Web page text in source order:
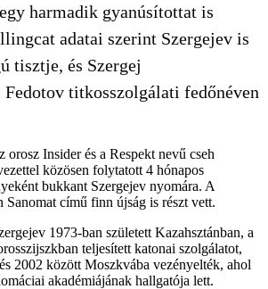
harmadik gyanúsítottat is
adatai szerint Szergejev is
tisztje, és Szergej
titkosszolgálati fedőnéven
orosz Insider és a Respekt nevű cseh
közösen folytatott 4 hónapos
bukkant Szergejev nyomára. A
Sanomat című finn újság is részt vett.
1973-ban született Kazahsztánban, a
teljesített katonai szolgálatot,
2002 között Moszkvába vezényelték, ahol
akadémiájának hallgatója lett.